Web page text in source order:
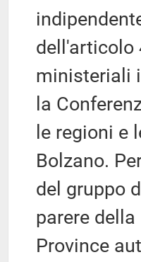
dell'articolo
ministeriali
la
le regioni e
Bolzano.
del gruppo
parere
Province